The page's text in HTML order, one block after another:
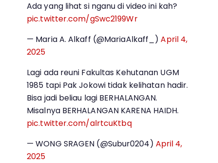
Ada yang lihat si nganu di video ini kah?
pic.twitter.com/gSwc2199Wr
— Maria A. Alkaff (@MariaAlkaff_)April 4,
2025
Lagi ada reuni Fakultas Kehutanan UGM
1985 tapi Pak Jokowi tidak kelihatan hadir.
Bisa jadi beliau lagi BERHALANGAN.
Misalnya BERHALANGAN KARENA HAIDH.
pic.twitter.com/alrtcuKtbq
— WONG SRAGEN (@Subur0204) April 4,
2025